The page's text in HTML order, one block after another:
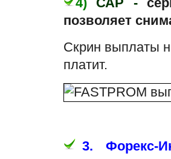
4) САР -
позволяет
Скрин выплаты
платит.
3.
Форекс-